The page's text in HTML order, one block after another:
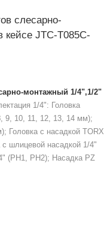
слесарно-
кейсе JTC-T085C-
монтажный 1/4",1/2"
1/4": Головка
9, 10, 11, 12, 13, 14 мм);
Головка с насадкой TORX
шлицевой насадкой 1/4"
(PH1, PH2); Насадка PZ